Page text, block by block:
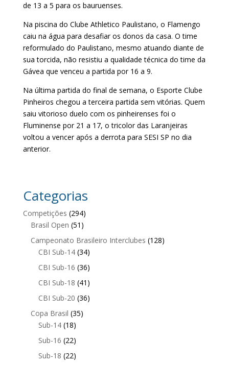
de 13 a 5 para os bauruenses.
Na piscina do Clube Athletico Paulistano, o Flamengo
caiu na água para desafiar os donos da casa. O time
reformulado do Paulistano, mesmo atuando diante de
sua torcida, não resistiu a qualidade técnica do time da
Gávea que venceu a partida por 16 a 9.
Na última partida do final de semana, o Esporte Clube
Pinheiros chegou a terceira partida sem vitórias. Quem
saiu vitorioso duelo com os pinheirenses foi o
Fluminense por 21 a 17, o tricolor das Laranjeiras
voltou a vencer após a derrota para SESI SP no dia
anterior.
Categorias
Competições (294)
Brasil Open (51)
Campeonato Brasileiro Interclubes (128)
CBI Sub-14(34)
CBI Sub-16 (36)
CBI Sub-18 (41)
CBI Sub-20 (36)
Copa Brasil (35)
Sub-14(18)
Sub-16 (22)
Sub-18 (22)